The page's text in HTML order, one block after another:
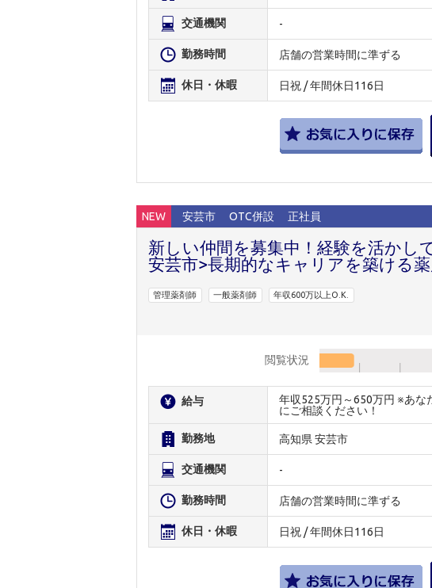
交通機関 -
勤務時間 店舗の営業時間に準ずる
休日・休暇 日祝 / 年間休日116日
NEW 安芸市 OTC併設 正社員
新しい仲間を募集中！経験を活かし
安芸市>長期的なキャリアを築ける
管理薬剤師 一般薬剤師 年収600万以上O.K.
閲覧状況
給与
年収525万円～650万円 ※あな
にご相談ください！
勤務地 高知県 安芸市
交通機関 -
勤務時間 店舗の営業時間に準ずる
休日・休暇 日祝 / 年間休日116日